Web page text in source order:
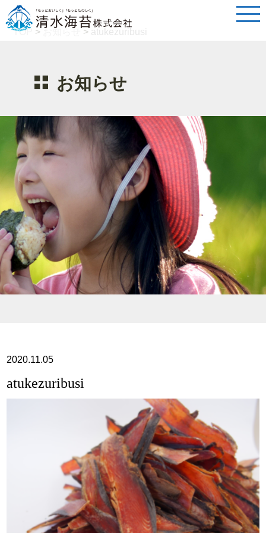
TOP > > atukezuribusi
お知らせ
2020.11.05
atukezuribusi